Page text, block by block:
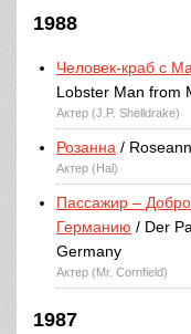
1988
Человек-краб с
Lobster Man from
Актер (J.P. Shelldrake)
Розанна /
Актер (Hal)
Пассажир –
Германию / Der
Germany
Актер (Mr. Cornfield)
1987